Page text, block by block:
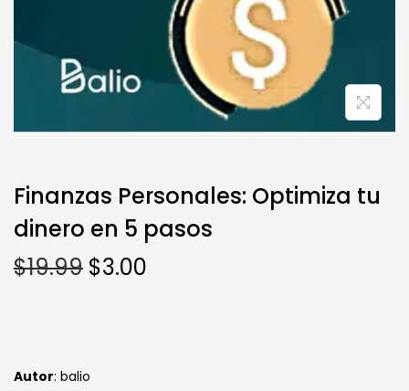
Finanzas Personales: Optimiza tu
dinero en 5 pasos
$19.99 $3.00
Autor: balio